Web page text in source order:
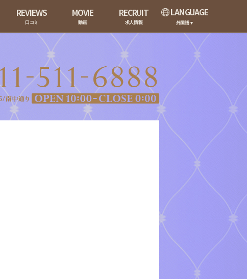
REVIEWS
口コミ
MOVIE
動画
RECRUIT
求人情報
LANGUAGE
外国語▼